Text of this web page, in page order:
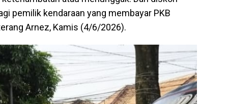
pemilik kendaraan yang membayar PKB
Arnez, Kamis (4/6/2026).